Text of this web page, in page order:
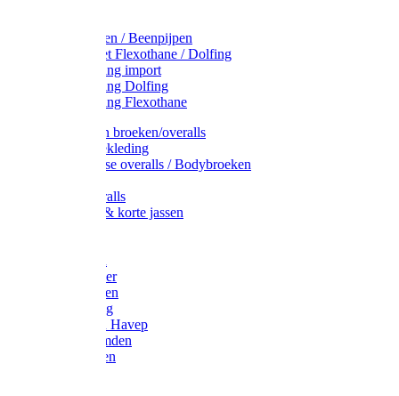
Plukmouwen / Beenpijpen
Reparatieset Flexothane / Dolfing
Regenkleding import
Regenkleding Dolfing
Regenkleding Flexothane
Toebehoren broeken/overalls
Signalisatiekleding
Amerikaanse overalls / Bodybroeken
Kinderoveralls
Stofjassen & korte jassen
Bodywarmer
Werkbroeken
Zaagkleding
Werkjassen Havep
Thermohemden
Overhemden